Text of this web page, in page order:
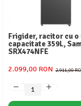
Frigider, racitor cu o
capacitate 359L,
SRX474NFE
2.911,00
2.099,00 RON